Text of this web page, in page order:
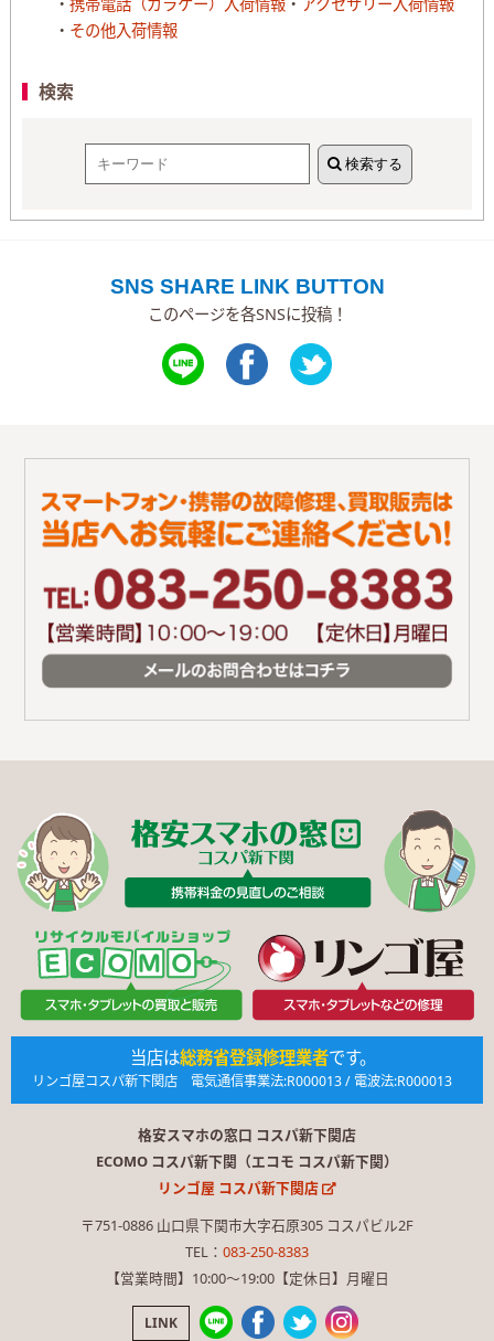
その他入荷情報
検索
検索する
SNS SHARE LINK BUTTON
このページを各SNSに投稿！
当店は総務省登録修理業者です。
リンゴ屋コスパ新下関店 電気通信事業法:R000013 / 電波法:R000013
格安スマホの窓口 コスパ新下関店
ECOMO コスパ新下関（エコモ コスパ新下関）
リンゴ屋 コスパ新下関店
〒751-0886 山口県下関市大字石原305 コスパビル2F
TEL： 083-250-8383
【営業時間】10:00〜19:00【定休日】月曜日
LINK